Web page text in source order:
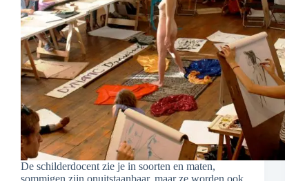
De schilderdocent zie je in soorten en maten,
sommigen zijn onuitstaanbaar, maar ze worden ook